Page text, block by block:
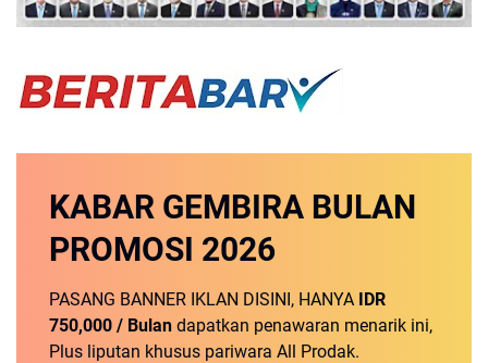
KABAR GEMBIRA BULAN
PROMOSI 2026
PASANG BANNER IKLAN DISINI, HANYA IDR
750,000 / Bulan dapatkan penawaran menarik ini,
Plus liputan khusus pariwara All Prodak.